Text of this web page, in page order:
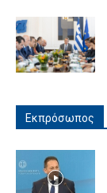
Εκπρόσωπος